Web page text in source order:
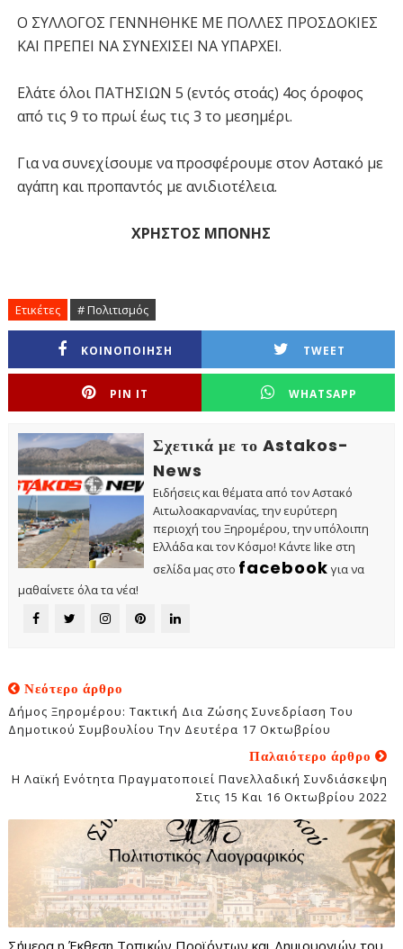
Ο ΣΥΛΛΟΓΟΣ ΓΕΝΝΗΘΗΚΕ ΜΕ ΠΟΛΛΕΣ ΠΡΟΣΔΟΚΙΕΣ
ΚΑΙ ΠΡΕΠΕΙ ΝΑ ΣΥΝΕΧΙΣΕΙ ΝΑ ΥΠΑΡΧΕΙ.
Ελάτε όλοι ΠΑΤΗΣΙΩΝ 5 (εντός στοάς) 4ος όροφος
από τις 9 το πρωί έως τις 3 το μεσημέρι.
Για να συνεχίσουμε να προσφέρουμε στον Αστακό με
αγάπη και προπαντός με ανιδιοτέλεια.
ΧΡΗΣΤΟΣ ΜΠΟΝΗΣ
Ετικέτες # Πολιτισμός
ΚΟΙΝΟΠΟΙΗΣΗ TWEET
PIN IT WHATSAPP
Σχετικά με το Astakos-
News
Ειδήσεις και θέματα από τον Αστακό
Αιτωλοακαρνανίας, την ευρύτερη
περιοχή του Ξηρομέρου, την υπόλοιπη
Ελλάδα και τον Κόσμο! Κάντε like στη
σελίδα μας στο facebook για να
μαθαίνετε όλα τα νέα!
Νεότερο άρθρο
Δήμος Ξηρομέρου: Τακτική Δια Ζώσης Συνεδρίαση Του
Δημοτικού Συμβουλίου Την Δευτέρα 17 Οκτωβρίου
Παλαιότερο άρθρο
Η Λαϊκή Ενότητα Πραγματοποιεί Πανελλαδική Συνδιάσκεψη
Στις 15 Και 16 Οκτωβρίου 2022
Σήμερα η Έκθεση Τοπικών Προϊόντων και Δημιουργιών του